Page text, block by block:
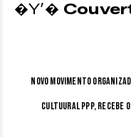
�Y’�
Novo movimento
Cultuural PPP, recebe